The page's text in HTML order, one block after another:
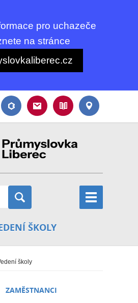
pro uchazeče
na stránce
ŠKOLY
školy
ZAMĚSTNANCI